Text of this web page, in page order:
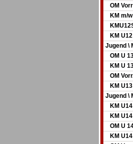
OM
KM m/w
KM U12
Jugend \
OM U
KM U
OM
KM
Jugend \
KM
KM
OM U
KM